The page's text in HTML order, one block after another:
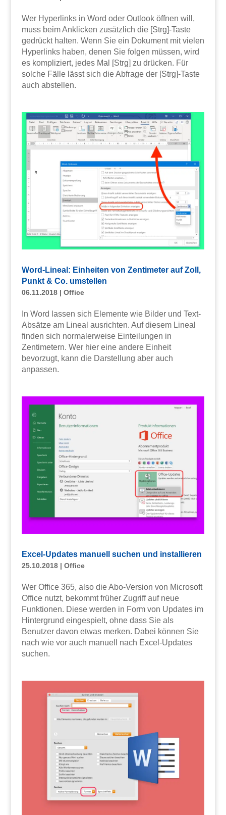
Wer Hyperlinks in Word oder Outlook öffnen will,
muss beim Anklicken zusätzlich die [Strg]-Taste
gedrückt halten. Wenn Sie ein Dokument mit vielen
Hyperlinks haben, denen Sie folgen müssen, wird
es kompliziert, jedes Mal [Strg] zu drücken. Für
solche Fälle lässt sich die Abfrage der [Strg]-Taste
auch abstellen.
Word-Lineal: Einheiten von Zentimeter auf Zoll,
Punkt & Co. umstellen
06.11.2018| Office
In Word lassen sich Elemente wie Bilder und Text-
Absätze am Lineal ausrichten. Auf diesem Lineal
finden sich normalerweise Einteilungen in
Zentimetern. Wer hier eine andere Einheit
bevorzugt, kann die Darstellung aber auch
anpassen.
Excel-Updates manuell suchen und installieren
25.10.2018| Office
Wer Office 365, also die Abo-Version von Microsoft
Office nutzt, bekommt früher Zugriff auf neue
Funktionen. Diese werden in Form von Updates im
Hintergrund eingespielt, ohne dass Sie als
Benutzer davon etwas merken. Dabei können Sie
nach wie vor auch manuell nach Excel-Updates
suchen.